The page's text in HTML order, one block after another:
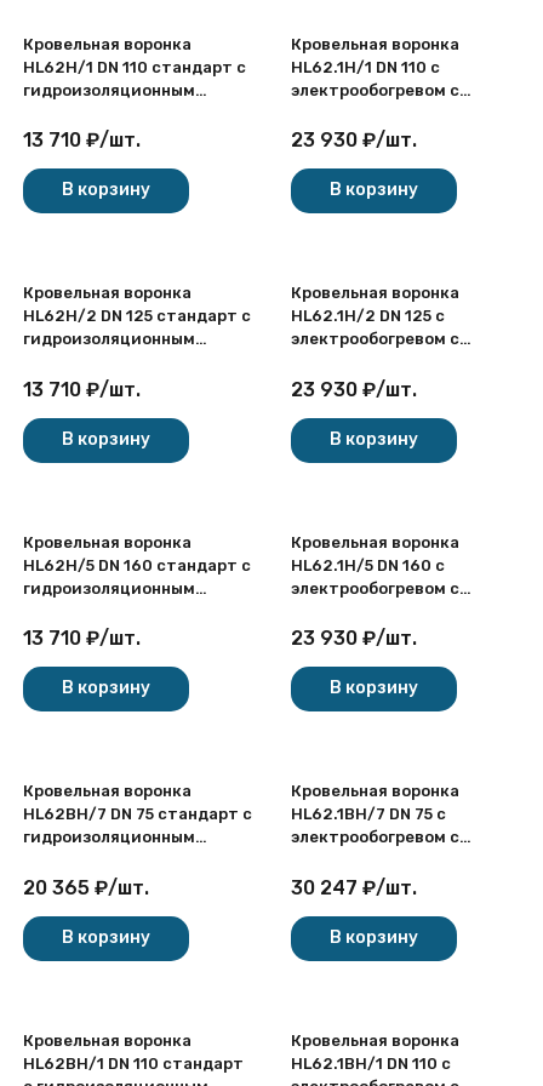
Кровельная воронка
HL62H/1 DN 110 стандарт с
гидроизоляционным
полотном для плоской
13 710 ₽/шт.
В корзину
Кровельная воронка
HL62.1H/1 DN 110 с
электрообогревом с
полимербитумным
кровли
23 930 ₽/шт.
В корзину
Кровельная воронка
HL62H/2 DN 125 стандарт с
гидроизоляционным
полотном для плоской
13 710 ₽/шт.
В корзину
Кровельная воронка
HL62.1H/2 DN 125 с
электрообогревом с
полимербитумным
кровли
23 930 ₽/шт.
В корзину
Кровельная воронка
HL62H/5 DN 160 стандарт с
гидроизоляционным
полотном для плоской
13 710 ₽/шт.
В корзину
Кровельная воронка
HL62.1H/5 DN 160 с
электрообогревом с
полимербитумным
кровли
23 930 ₽/шт.
В корзину
Кровельная воронка
HL62BH/7 DN 75 стандарт с
гидроизоляционным
полотном для плоской
20 365 ₽/шт.
В корзину
Кровельная воронка
HL62.1BH/7 DN 75 с
электрообогревом с
полимербитумным
эксплуатируемой кровли
30 247 ₽/шт.
В корзину
Кровельная воронка
HL62BH/1 DN 110 стандарт
Кровельная воронка
HL62.1BH/1 DN 110 с